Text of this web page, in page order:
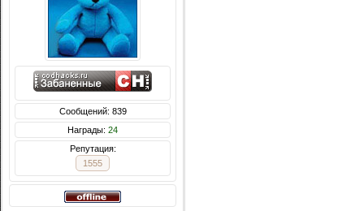
Сообщений: 839
Награды: 24
Репутация:
1555